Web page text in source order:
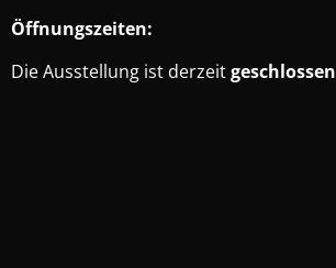
Öffnungszeiten:
Die Ausstellung ist derzeitgeschlossen